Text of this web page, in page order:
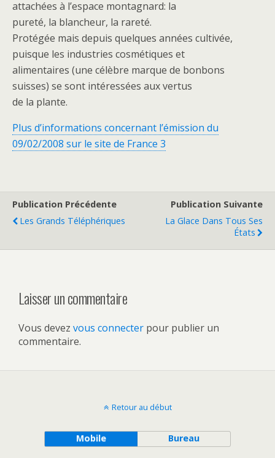
attachées à l’espace montagnard: la
pureté, la blancheur, la rareté.
Protégée mais depuis quelques années cultivée,
puisque les industries cosmétiques et
alimentaires (une célèbre marque de bonbons
suisses) se sont intéressées aux vertus
de la plante.
Plus d’informations concernant l’émission du
09/02/2008 sur le site de France 3
Publication Précédente
Les Grands Téléphériques
Publication Suivante
La Glace Dans Tous Ses
États
Laisser un commentaire
Vous devez vous connecter pour publier un
commentaire.
Retour au début
Mobile Bureau